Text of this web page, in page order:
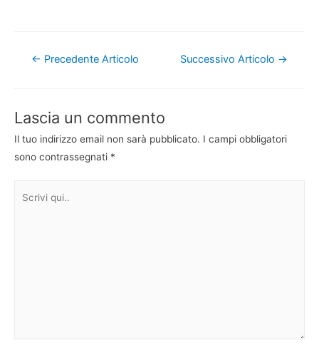
Navigazione
← Precedente Articolo Successivo Articolo →
Lascia un commento
Il tuo indirizzo email non sarà pubblicato. I campi obbligatori
sono contrassegnati *